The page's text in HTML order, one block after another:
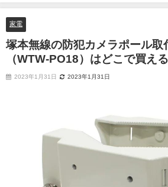
（WTW-PO18）はどこで買える？
家電
塚本無線の防犯カメラポール取
（WTW-PO18）はどこで買え
2023年1月31日 2023年1月31日